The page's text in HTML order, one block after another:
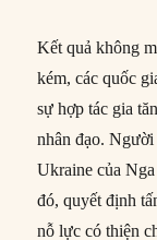
Kết quả không
kém, các quốc
sự hợp tác gia
nhân đạo.
Ukraine của
đó, quyết định
nỗ lực có thiện